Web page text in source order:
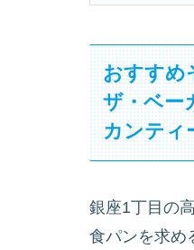
おすすめ
ザ・ベー
カンティ
銀座1丁目の
食パンを求め